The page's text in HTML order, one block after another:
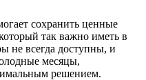
сохранить ценные
так важно иметь в
не всегда доступны, и
месяцы,
решением.